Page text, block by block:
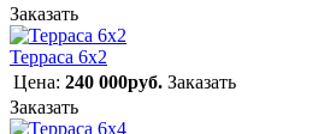
Заказать
Терраса 6х2
Цена: 240 000руб. Заказать
Заказать